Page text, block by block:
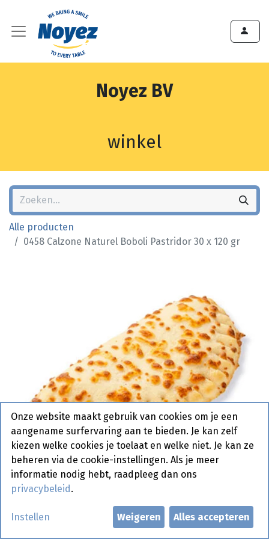
Noyez BV
winkel
Alle producten
0458 Calzone Naturel Boboli Pastridor 30 x 120 gr
0458 Calzone Naturel Boboli
Onze website maakt gebruik van cookies om je een
aangename surfervaring aan te bieden. Je kan zelf
kiezen welke cookies je toelaat en welke niet. Je kan ze
beheren via de cookie-instellingen. Als je meer
informatie nodig hebt, raadpleeg dan ons
privacybeleid .
Instellen Weigeren Alles accepteren